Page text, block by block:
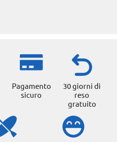
Pagamento
sicuro
30 giorni di
reso
gratuito